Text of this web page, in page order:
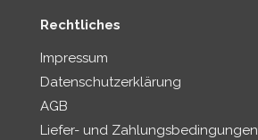
Rechtliches
Impressum
Datenschutzerklärung
AGB
Liefer- und Zahlungsbedingungen